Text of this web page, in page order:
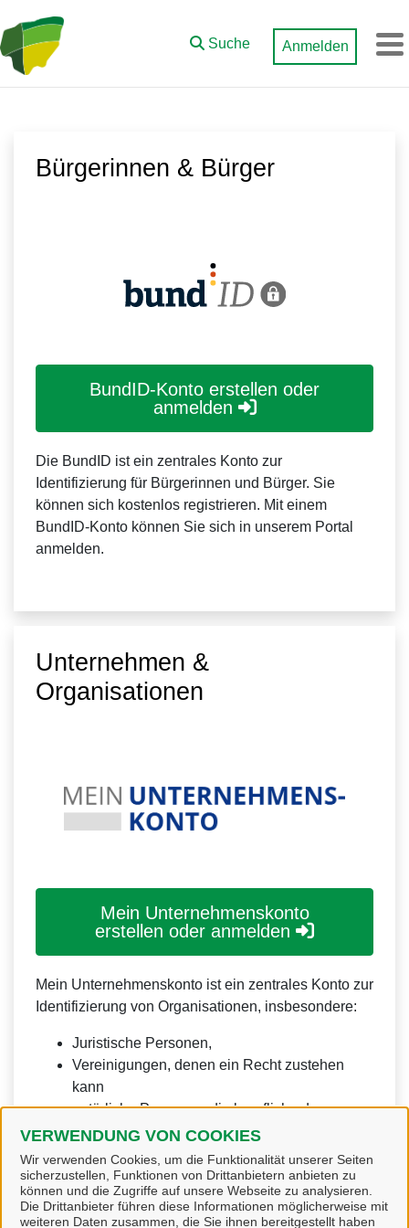
Zum Hauptinhalt springen
VERWENDUNG VON COOKIES
Wir verwenden Cookies, um die Funktionalität unserer Seiten
sicherzustellen, Funktionen von Drittanbietern anbieten zu
können und die Zugriffe auf unsere Webseite zu analysieren.
Die Drittanbieter führen diese Informationen möglicherweise mit
weiteren Daten zusammen, die Sie ihnen bereitgestellt haben
Suche Anmelden
Bürgerinnen & Bürger
BundID-Konto erstellen oder
anmelden
Die BundID ist ein zentrales Konto zur
Identifizierung für Bürgerinnen und Bürger. Sie
können sich kostenlos registrieren. Mit einem
BundID-Konto können Sie sich in unserem Portal
anmelden.
Unternehmen &
Organisationen
Mein Unternehmenskonto
erstellen oder anmelden
Mein Unternehmenskonto ist ein zentrales Konto zur
Identifizierung von Organisationen, insbesondere:
Juristische Personen,
Vereinigungen, denen ein Recht zustehen
kann
natürliche Personen, die beruflich oder
gewerblich tätig sind.
Eine Nutzung ist aber auch durch Behörden im
Sinne von § 1 Abs. 4 Verwaltungsverfahrensgesetz
(VwVfG) möglich.